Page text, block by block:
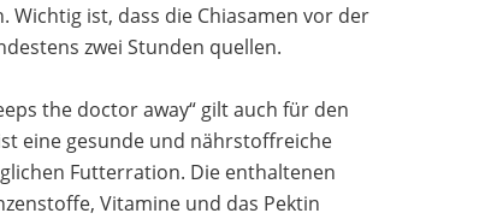
Wichtig ist, dass die Chiasamen vor der
zwei Stunden quellen.
the doctor away“ gilt auch für den
eine gesunde und nährstoffreiche
Futterration. Die enthaltenen
Vitamine und das Pektin